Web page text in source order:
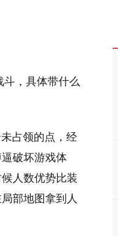
斗，具体带什么
占领的点，经
破坏游戏体
人数优势比装
部地图拿到人